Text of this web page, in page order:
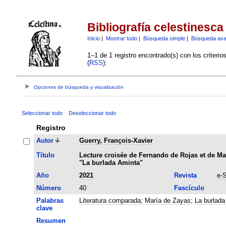
Bibliografía celestinesca
Inicio| Mostrar todo| Búsqueda simple| Búsqueda
1–1 de 1 registro encontrado(s) con los
(RSS):
Opciones de búsqueda y visualización
Seleccionar todo Deseleccionar todo
Registro
Autor
Guerry, François-Xavier
Título
Lecture croisée de Fernando de Rojas et de
"La burlada Aminta"
Año
2021 Revista
e-
Número
40
Fascículo
Palabras
clave
Literatura comparada; María de Zayas; La
Resumen